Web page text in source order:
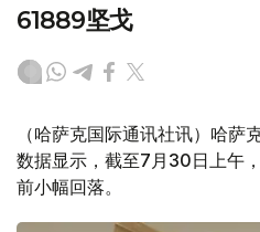
61889坚戈
（哈萨克国际通讯社讯）哈
数据显示，截至7月30日上午
前小幅回落。